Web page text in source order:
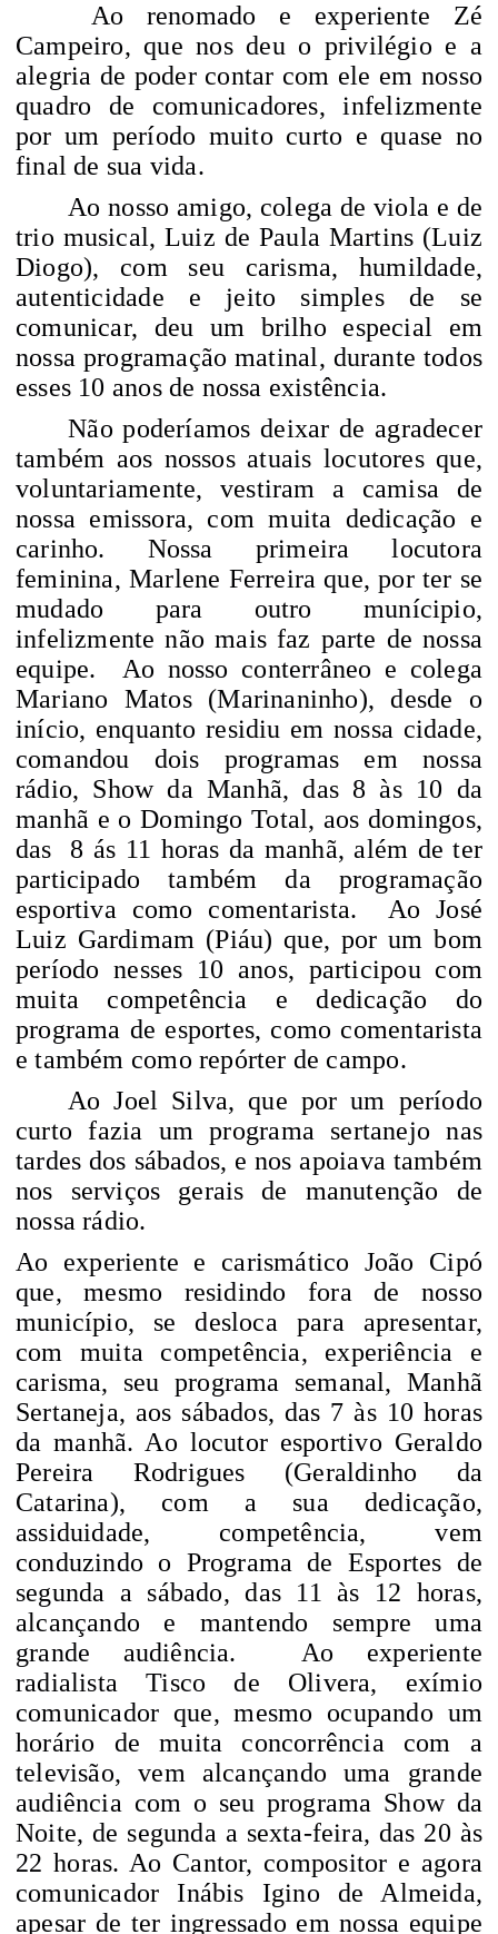
Ao renomado e experiente Zé
Campeiro, que nos deu o privilégio e a
alegria de poder contar com ele em nosso
quadro de comunicadores, infelizmente
por um período muito curto e quase no
final de sua vida.
Ao nosso amigo, colega de viola e de
trio musical, Luiz de Paula Martins (Luiz
Diogo), com seu carisma, humildade,
autenticidade e jeito simples de se
comunicar, deu um brilho especial em
nossa programação matinal, durante todos
esses 10 anos de nossa existência.
Não poderíamos deixar de agradecer
também aos nossos atuais locutores que,
voluntariamente, vestiram a camisa de
nossa emissora, com muita dedicação e
carinho. Nossa primeira locutora
feminina, Marlene Ferreira que, por ter se
mudado para outro munícipio,
infelizmente não mais faz parte de nossa
equipe.
Ao nosso conterrâneo e colega
Mariano Matos (Marinaninho), desde o
início, enquanto residiu em nossa cidade,
comandou dois programas em nossa
rádio, Show da Manhã, das 8 às 10 da
manhã e o Domingo Total, aos domingos,
das
8 ás 11 horas da manhã, além de ter
participado também da programação
esportiva como comentarista.
Ao José
Luiz Gardimam (Piáu) que, por um bom
período nesses 10 anos, participou com
muita competência e dedicação do
programa de esportes, como comentarista
e também como repórter de campo.
Ao Joel Silva, que por um período
curto fazia um programa sertanejo nas
tardes dos sábados, e nos apoiava também
nos serviços gerais de manutenção de
nossa rádio.
Ao experiente e carismático João Cipó
que, mesmo residindo fora de nosso
município, se desloca para apresentar,
com muita competência, experiência e
carisma, seu programa semanal, Manhã
Sertaneja, aos sábados, das 7 às 10 horas
da manhã. Ao locutor esportivo Geraldo
Pereira Rodrigues (Geraldinho da
Catarina), com a sua dedicação,
assiduidade, competência, vem
conduzindo o Programa de Esportes de
segunda a sábado, das 11 às 12 horas,
alcançando e mantendo sempre uma
grande audiência.
Ao experiente
radialista Tisco de Olivera, exímio
comunicador que, mesmo ocupando um
horário de muita concorrência com a
televisão, vem alcançando uma grande
audiência com o seu programa Show da
Noite, de segunda a sexta-feira, das 20 às
22 horas. Ao Cantor, compositor e agora
comunicador Inábis Igino de Almeida,
apesar de ter ingressado em nossa equipe